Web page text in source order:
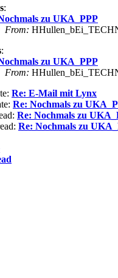
:
zu UKA_PPP
From:
:
zu UKA_PPP
From:
Re: E-Mail mit Lynx
Re: Nochmals zu
Re: Nochmals zu
Re: Nochmals zu